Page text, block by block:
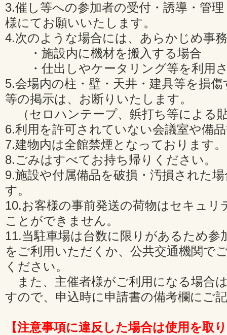
3.催し等への参加者の受付・誘導・管
様にてお願いいたします。
4.次のような場合には、あらかじめ事
・施設内に機材を搬入する場合
・仕出しやケータリング等を利用
5.会場内の柱・壁・天井・建具等を損
等の掲示は、お断りいたします。
（セロハンテープ、鋲打ち等による
6.利用を許可されていない会議室や備
7.建物内は全館禁煙となっております。
8.ごみはすべてお持ち帰りください。
9.施設や付属備品を破損・汚損された
す。
10.お客様の事前発送の荷物はセキュ
ことができません。
11.当駐車場は台数に限りがあるため参
をご利用いただくか、公共交通機関で
ください。
また、主催者様がご利用になる場合
すので、申込時に申請書の備考欄にご
【注意事項に違反した場合は使用を取